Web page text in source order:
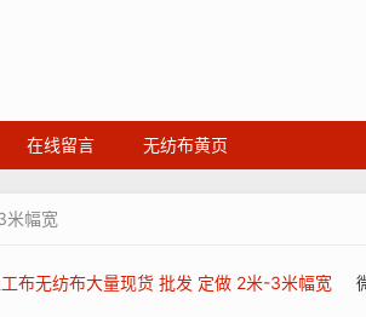
在线留言 无纺布黄页
米幅宽
布无纺布大量现货 批发 定做 2米-3米幅宽